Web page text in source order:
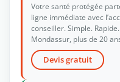
Votre santé protégée
ligne immédiate avec
conseiller. Simple.
Mondassur, plus de 20
Devis gratuit